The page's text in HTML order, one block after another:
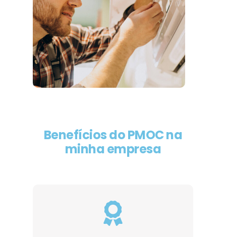
Benefícios do PMOC na
minha empresa